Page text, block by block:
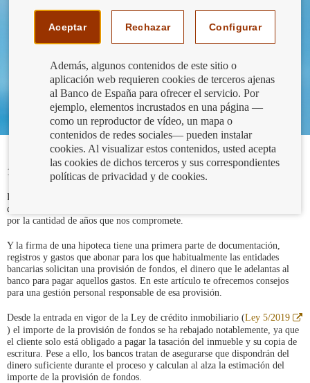
11/05/2023
La hipoteca que vas a solicitar para comprar tu futuro hogar es una de las
decisiones financieras más relevantes de la vida. Tanto por su cuantía como
por la cantidad de años que nos compromete.
Y la firma de una hipoteca tiene una primera parte de documentación,
registros y gastos que abonar para los que habitualmente las entidades
bancarias solicitan una provisión de fondos, el dinero que le adelantas al
banco para pagar aquellos gastos. En este artículo te ofrecemos consejos
para una gestión personal responsable de esa provisión.
Desde la entrada en vigor de la Ley de crédito inmobiliario (Ley 5/2019
) el importe de la provisión de fondos se ha rebajado notablemente, ya que
el cliente solo está obligado a pagar la tasación del inmueble y su copia de
escritura. Pese a ello, los bancos tratan de asegurarse que dispondrán del
dinero suficiente durante el proceso y calculan al alza la estimación del
importe de la provisión de fondos.
Aceptar Rechazar Configurar
Además, algunos contenidos de este sitio o
aplicación web requieren cookies de terceros ajenas
al Banco de España para ofrecer el servicio. Por
ejemplo, elementos incrustados en una página —
como un reproductor de vídeo, un mapa o
contenidos de redes sociales— pueden instalar
cookies. Al visualizar estos contenidos, usted acepta
las cookies de dichos terceros y sus correspondientes
políticas de privacidad y de cookies.